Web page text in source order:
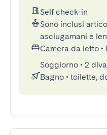
Self check-in
Sono inclusi
asciugamani e
Camera da letto •
Soggiorno • 2
Bagno • toilette,